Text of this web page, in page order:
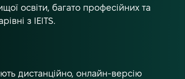
освіти, багато професійних та
з IElTS.
дистанційно, онлайн-версію